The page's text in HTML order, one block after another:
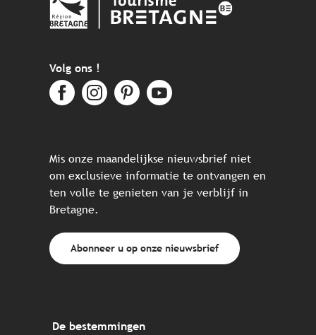
Volg ons !
Mis onze maandelijkse nieuwsbrief niet
om exclusieve informatie te ontvangen en
ten volle te genieten van je verblijf in
Bretagne.
Abonneer u op onze nieuwsbrief
De bestemmingen